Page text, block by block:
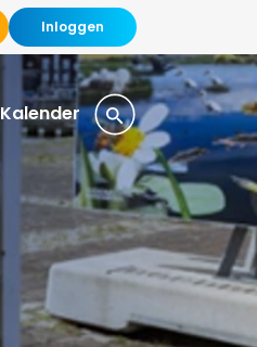
Inloggen
Kalender